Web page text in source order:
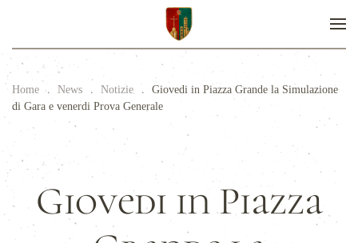
Home News Notizie
Giovedi in Piazza Grande la Simulazione
di Gara e venerdi Prova Generale
Giovedi in Piazza